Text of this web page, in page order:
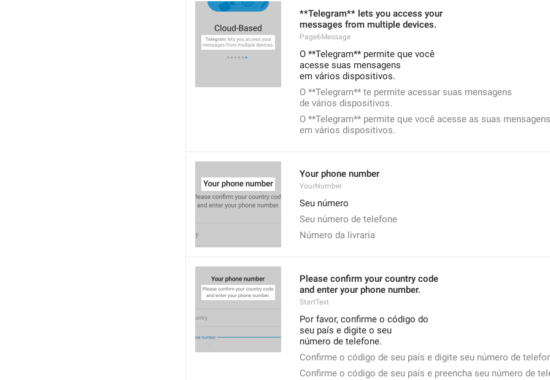
**Telegram** lets you access your
messages from multiple devices.
Page6Message
O **Telegram** permite que você
acesse suas mensagens
em vários dispositivos.
O **Telegram** te permite acessar suas mensagens
de vários dispositivos.
O **Telegram** permite que você acesse as suas mensagens
em vários dispositivos.
Your phone number
YourNumber
Seu número
Seu número de telefone
Número da livraria
Please confirm your country code
and enter your phone number.
StartText
Por favor, confirme o código do
seu país e digite o seu
número de telefone.
Confirme o código de seu país e digite seu número de
Confirme o código de seu país e preencha seu número de